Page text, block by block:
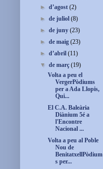
►d’agost(2)
►de juliol(8)
►de juny(23)
►de maig(23)
►d’abril(11)
▼de març(19)
Volta a peu el
VergerPòdiums
per a Ada Llopis,
Qui...
El C.A. Baleària
Diànium 5é a
l'Encontre
Nacional ...
Volta a peu al Poble
Nou de
BenitatxellPòdium
s per...